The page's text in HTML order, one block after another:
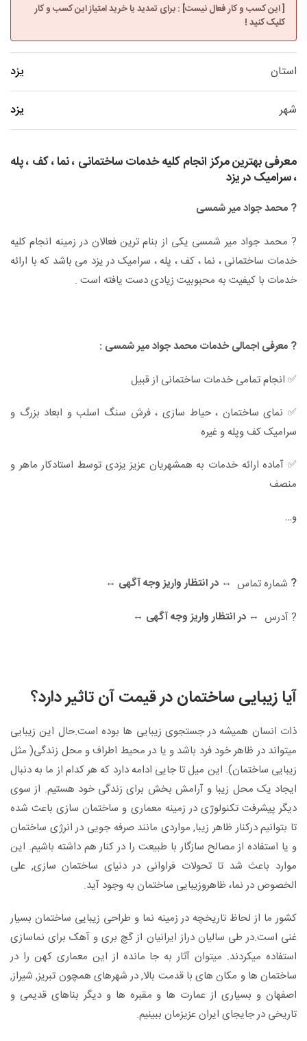
[ این کسب و کار فعال نیست] : برای تمدید یا خرید امتیاز این کسب و کار
کلیک کنید !
استان یزد
شهر یزد
معرفی بهترین مرکز انجام کلیه خدمات ساختمانی ، نما ، کف ، پله
، سرامیک در یزد
? محمد جواد میر شمسی
? محمد جواد میر شمسی یکی از بنام ترین فعالان در زمینه انجام کلیه
خدمات ساختمانی ، نما ، کف ، پله ، سرامیک در یزد می باشد که با ارائه
خدمات با کیفیت به محبوبیت زیادی دست یافته است .
? معرفی اجمالی خدمات محمد جواد میر شمسی :
✅ انجام تمامی خدمات ساختمانی از قبیل
✅ نمای ساختمان ، حیاط سازی ، فرش سنگ اسلب و ابعاد بزرگ و
سرامیک کف وپله و غیره
✅ آماده ارائه خدمات به همشهریان عزیز یزدی توسط استادکار ماهر و
منصف
و…
? شماره تماس ↔️ در انتظار واریز وجه آگهی ↔️
? آدرس ↔️ در انتظار واریز وجه آگهی ↔️
آیا زیبایی ساختمان در قیمت آن تاثیر دارد؟
ذات انسان همیشه در جستجوی زیبایی ها بوده است.حال این زیبایی
میتواند در ظاهر خود فرد باشد و یا در محیط اطراف و محل زندگی( مثل
زیبایی ساختمان). این میل تا جایی ادامه دارد که هر کدام از ما به دنبال
ایجاد یک محل زیبا و آرامش بخش برای زندگی خود هستیم. از سوی
دیگر پیشرفت تکنولوژی در زمینه معماری و ساختمان سازی باعث شده
تا بتوانیم درکنار ظاهر زیبا, مواردی مانند صرفه جویی در انرژی ساختمان
و یا استفاده از مصالح سازگار با طبیعت را در کنار هم داشته باشیم. این
موارد باعث شد تا تحولات فراوانی در دنیای ساختمان سازی, علی
الخصوص در نما، ظاهروزیبایی ساختمان به وجود آید.
کشور ما از لحاظ تاریخچه در زمینه نما و طراحی زیبایی ساختمان بسیار
غنی است.در طی سالیان دراز ایرانیان از گچ بری و آهک برای نماسازی
استفاده میکردند. میتوان آثار به جا مانده از این معماری کهن را در
ساختمان ها و مکان های با قدمت بالا, در شهرهای همچون تبریز, شیراز,
اصفهان و بسیاری از عمارت ها و مقبره ها و دیگر بناهای قدیمی و
تاریخی در جایجای ایران عزیزمان ببینیم.